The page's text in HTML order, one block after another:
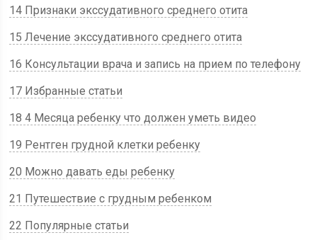
14 Признаки экссудативного среднего отита
15 Лечение экссудативного среднего отита
16 Консультации врача и запись на прием по телефону
17 Избранные статьи
18 4 Месяца ребенку что должен уметь видео
19 Рентген грудной клетки ребенку
20 Можно давать еды ребенку
21 Путешествие с грудным ребенком
22 Популярные статьи